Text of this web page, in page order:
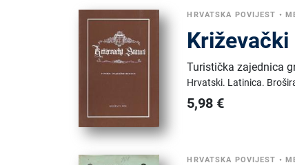
HRVATSKA POVIJEST •
Turistička zajednica
Hrvatski. Latinica.
5,98 €
HRVATSKA POVIJEST •